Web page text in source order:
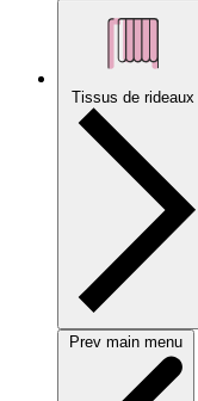
Tissus de rideaux
Prev main menu